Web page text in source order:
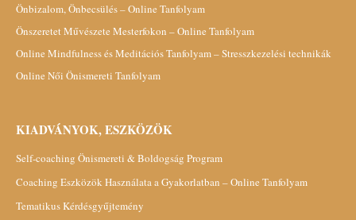
Önbizalom, Önbecsülés – Online Tanfolyam
Önszeretet Művészete Mesterfokon – Online Tanfolyam
Online Mindfulness és Meditációs Tanfolyam – Stresszkezelési technikák
Online Női Önismereti Tanfolyam
KIADVÁNYOK, ESZKÖZÖK
Self-coaching Önismereti & Boldogság Program
Coaching Eszközök Használata a Gyakorlatban – Online Tanfolyam
Tematikus Kérdésgyűjtemény